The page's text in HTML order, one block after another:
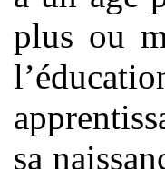
plus ou
sa